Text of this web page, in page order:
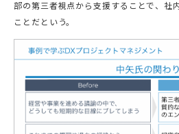
部の第三者視点から支援することで、社
ことだという。